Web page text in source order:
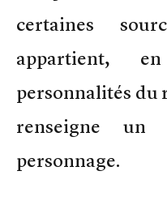
certaines
appartient,
personnalités du
renseigne
personnage.